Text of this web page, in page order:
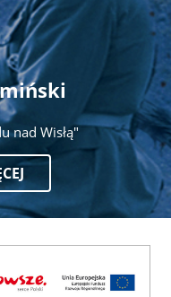
nad Wisłą"